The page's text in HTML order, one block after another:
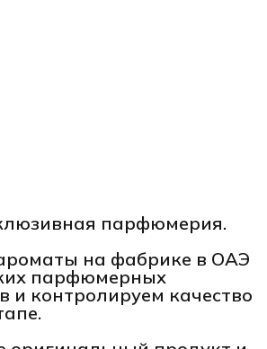
парфюмерия.
на фабрике в ОАЭ
парфюмерных
и контролируем качество